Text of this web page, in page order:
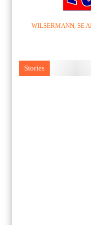
WILSERMANN, SE
Stories